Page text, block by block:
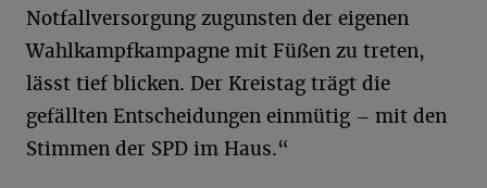
Notfallversorgung zugunsten der eigenen
Wahlkampfkampagne mit Füßen zu treten,
lässt tief blicken. Der Kreistag trägt die
gefällten Entscheidungen einmütig – mit den
Stimmen der SPD im Haus.“